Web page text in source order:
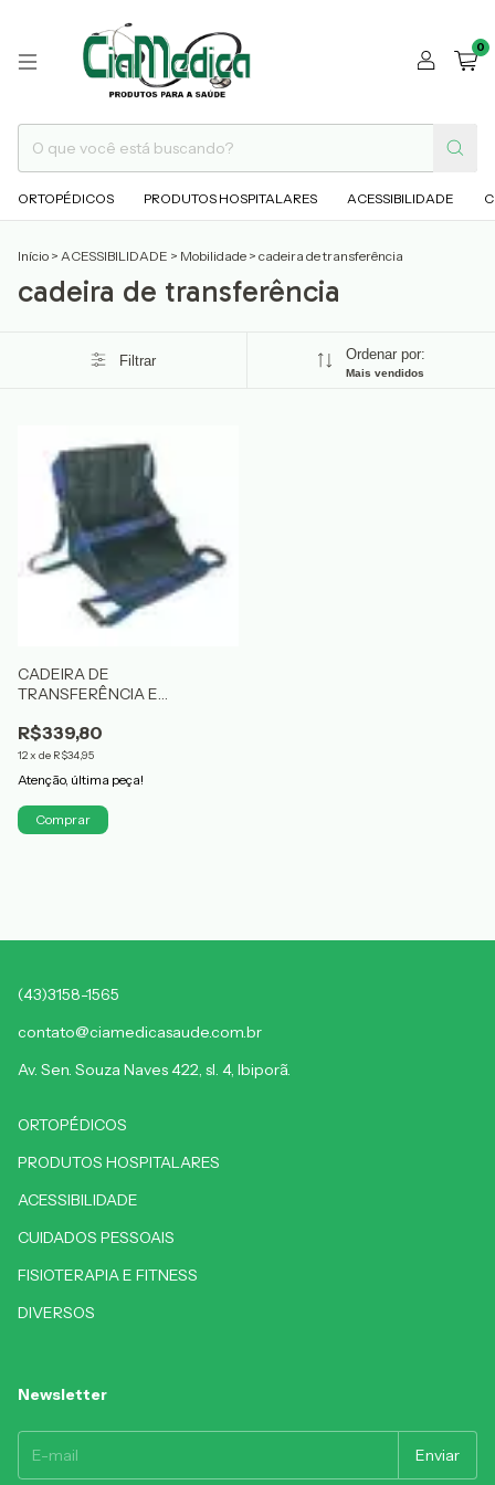
0
ORTOPÉDICOS PRODUTOS HOSPITALARES ACESSIBILIDADE
Início > ACESSIBILIDADE > Mobilidade > cadeira de transferência
cadeira de transferência
Filtrar Ordenar por:
Mais vendidos
CADEIRA DE
TRANSFERÊNCIA E
PERFETTO
R$339,80
12x de R$34,95
Atenção, última peça!
(43)3158-1565
contato@ciamedicasaude.com.br
Av. Sen. Souza Naves 422, sl. 4, Ibiporã.
ORTOPÉDICOS
PRODUTOS HOSPITALARES
ACESSIBILIDADE
CUIDADOS PESSOAIS
FISIOTERAPIA E FITNESS
DIVERSOS
Newsletter